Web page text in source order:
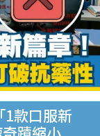
1款口服新